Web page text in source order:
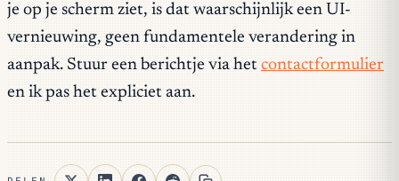
je op je scherm ziet, is dat waarschijnlijk een UI-
vernieuwing, geen fundamentele verandering in
aanpak. Stuur een berichtje via het contactformulier
en ik pas het expliciet aan.